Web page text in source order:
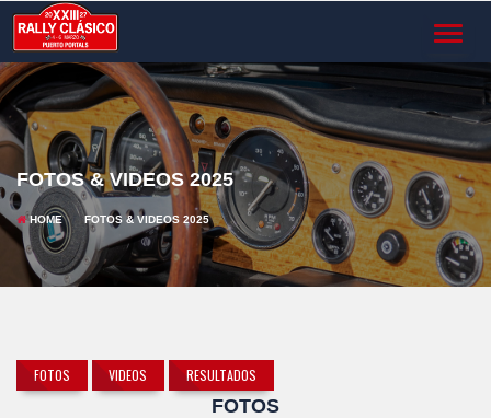
FOTOS & VIDEOS 2025
HOME FOTOS & VIDEOS 2025
FOTOS VIDEOS RESULTADOS
FOTOS